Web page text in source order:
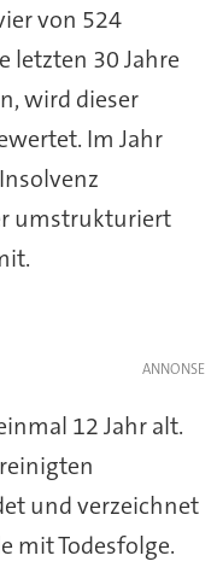
von 524
letzten 30 Jahre
wird dieser
Im Jahr
umstrukturiert
12 Jahr alt.
und verzeichnet
mit Todesfolge.